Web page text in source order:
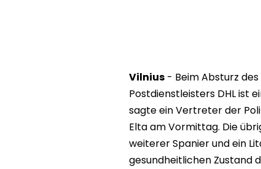
Vilnius - Beim Absturz
Postdienstleisters DHL ist
sagte ein Vertreter der
Elta am Vormittag. Die
weiterer Spanier und ein
gesundheitlichen Zustand